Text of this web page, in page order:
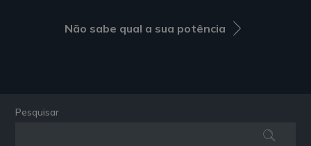
Não sabe qual a sua potência
Pesquisar